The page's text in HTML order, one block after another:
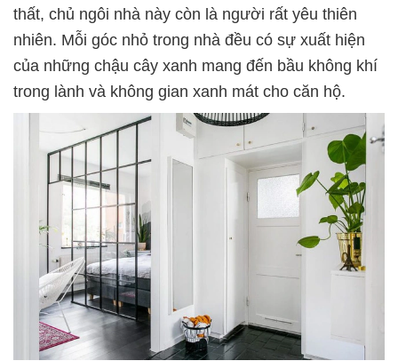
thất, chủ ngôi nhà này còn là người rất yêu thiên
nhiên. Mỗi góc nhỏ trong nhà đều có sự xuất hiện
của những chậu cây xanh mang đến bầu không khí
trong lành và không gian xanh mát cho căn hộ.